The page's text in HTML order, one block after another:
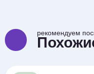
рекомендуем